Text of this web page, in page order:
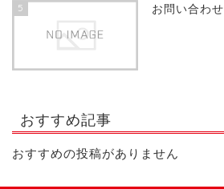
5 お問い合わせ
おすすめ記事
おすすめの投稿がありません